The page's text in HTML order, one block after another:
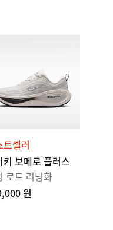
트셀러
키 보메로 플러스
로드 러닝화
원